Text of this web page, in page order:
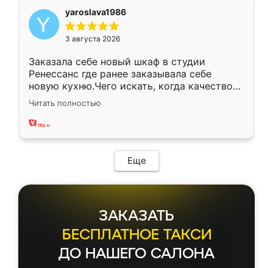
yaroslava1986
3 августа 2026
Заказала себе новый шкаф в студии
Ренессанс где ранее заказывала себе
новую кухню.Чего искать, когда качеством
вполне довольна. Служит кухня уже почти
два года, нареканий нет.
Читать полностью
Еще
ЗАКАЗАТЬ
БЕСПЛАТНОЕ ТАКСИ
ДО НАШЕГО САЛОНА